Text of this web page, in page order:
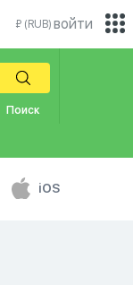
₽ (RUB)
Поиск
iOS
войти